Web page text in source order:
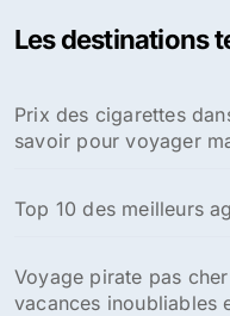
Les destinations
Prix des cigarettes
savoir pour voyager
Top 10 des meilleurs
Voyage pirate pas
vacances inoubliables